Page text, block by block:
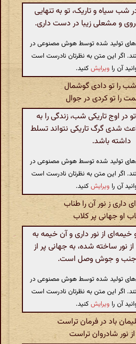
سیاه و تاریک، تو به تنهایی
و مشعلی زیبا در دست داری.
تولید شده توسط هوش مصنوعی در
اگر این متن به نظرتان نادرست است
آن را ویرایشکنید.
را تو دادی گوشمال
را تو کردی در جوال
اوج تاریکی شب، زندگی را به
شدی گرگ تاریکی نتواند تسلط
داشته باشد.
تولید شده توسط هوش مصنوعی در
اگر این متن به نظرتان نادرست است
آن را ویرایشکنید.
داری ز نور آن را طناب
او جهانی پر کلاب
از نور داری و آن خیمه به
نور ساخته شده، به جهانی پر از
جنب و جوش وصل است.
تولید شده توسط هوش مصنوعی در
اگر این متن به نظرتان نادرست است
آن را ویرایشکنید.
باد در فرمان تراست
نور شادروان تراست